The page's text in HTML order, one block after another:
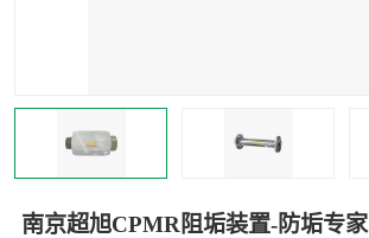
南京超旭CPMR阻垢装置-防垢专家